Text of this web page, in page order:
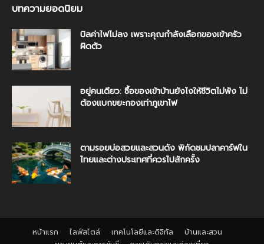
บทความยอดนิยม
บิลค่าไฟไม่ลง เพราะคุณกำลังเลือกของเข้าครัว
ผิดตัว
อยู่คนเดียว: ซื้อของเข้าบ้านยังไงให้ชีวิตไม่พัง ไม่
ต้องแบกขยะกองเท่าภูเขาไฟ
ตามรอยบ่อสวยและสวนดัง พิกัดชมปลาคาร์ฟใน
ไทยและต่างประเทศที่ควรไปสักครั้ง
หน้าแรก ไลฟ์สไตล์ เทคโนโลยีและดิจิทัล
บ้านและสวน